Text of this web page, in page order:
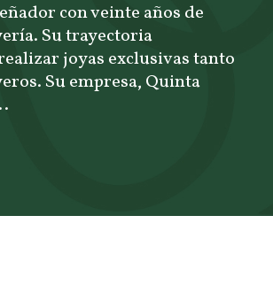
con veinte años de
Su trayectoria
joyas exclusivas tanto
Su empresa, Quinta